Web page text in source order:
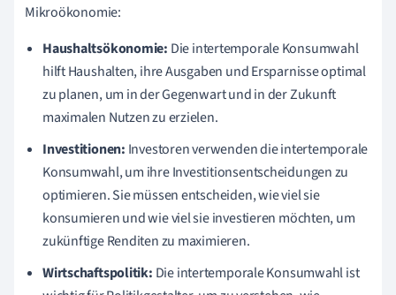
Mikroökonomie:
Haushaltsökonomie: Die intertemporale Konsumwahl
hilft Haushalten, ihre Ausgaben und Ersparnisse optimal
zu planen, um in der Gegenwart und in der Zukunft
maximalen Nutzen zu erzielen.
Investitionen: Investoren verwenden die intertemporale
Konsumwahl, um ihre Investitionsentscheidungen zu
optimieren. Sie müssen entscheiden, wie viel sie
konsumieren und wie viel sie investieren möchten, um
zukünftige Renditen zu maximieren.
Wirtschaftspolitik: Die intertemporale Konsumwahl ist